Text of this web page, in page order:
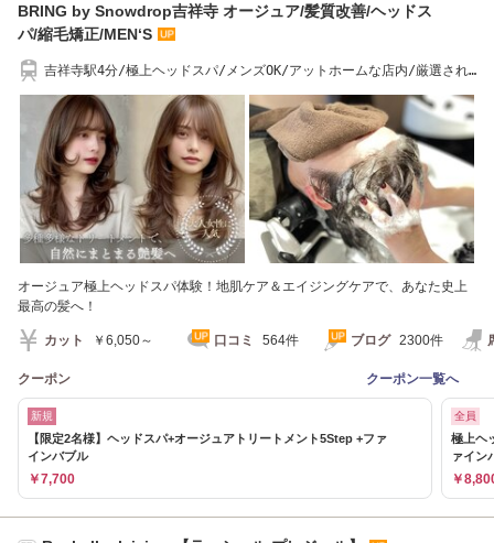
BRING by Snowdrop吉祥寺 オージュア/髪質改善/ヘッドス
パ/縮毛矯正/MEN‘S
吉祥寺駅4分/極上ヘッドスパ/メンズOK/アットホームな店内/厳選され
オージュア極上ヘッドスパ体験！地肌ケア＆エイジングケアで、あなた史上
最高の髪へ！
カット ￥6,050～ 口コミ 564件 ブログ 2300件
クーポン クーポン一覧へ
新規
【限定2名様】ヘッドスパ+オージュアトリートメント5Step +ファ
インバブル
￥7,700
全員
極上ヘ
ァイン
￥